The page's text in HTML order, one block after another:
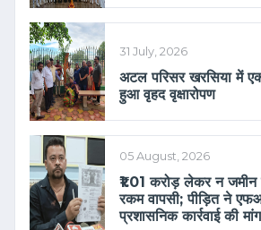
31 July, 2026
अटल परिसर खरसिया में
हुआ वृहद वृक्षारोपण
05 August, 2026
₹1.01 करोड़ लेकर न जमीन
रकम वापसी; पीड़ित ने
प्रशासनिक कार्रवाई की मांग